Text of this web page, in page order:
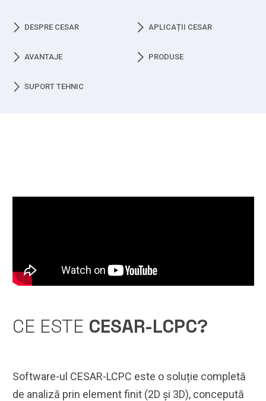
DESPRE CESAR APLICAȚII CESAR
AVANTAJE PRODUSE
SUPORT TEHNIC
CE ESTE CESAR-LCPC?
Software-ul CESAR-LCPC este o soluție completă
de analiză prin element finit (2D și 3D), concepută